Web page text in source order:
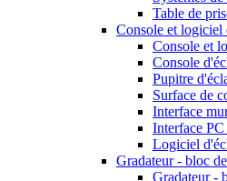
Table de
Console et logiciel
Console et
Console
Pupitre
Surface de
Interface
Interface
Logiciel
Gradateur - bloc
Gradateur -